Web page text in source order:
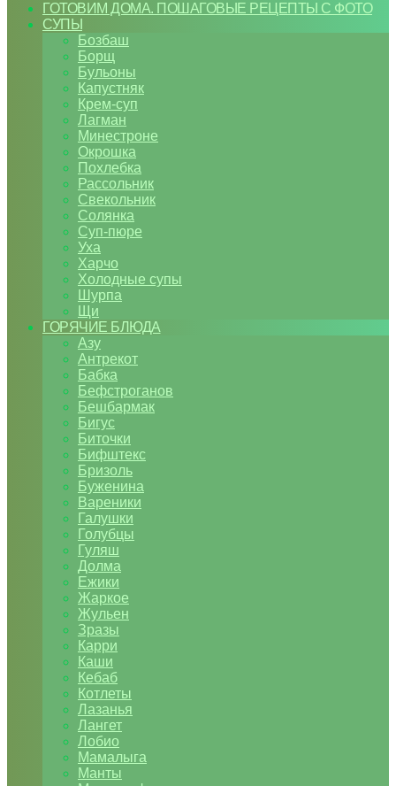
ГОТОВИМ ДОМА. ПОШАГОВЫЕ РЕЦЕПТЫ С ФОТО
СУПЫ
Бозбаш
Борщ
Бульоны
Капустняк
Крем-суп
Лагман
Минестроне
Окрошка
Похлебка
Рассольник
Свекольник
Солянка
Суп-пюре
Уха
Харчо
Холодные супы
Шурпа
Щи
ГОРЯЧИЕ БЛЮДА
Азу
Антрекот
Бабка
Бефстроганов
Бешбармак
Бигус
Биточки
Бифштекс
Бризоль
Буженина
Вареники
Галушки
Голубцы
Гуляш
Долма
Ежики
Жаркое
Жульен
Зразы
Карри
Каши
Кебаб
Котлеты
Лазанья
Лангет
Лобио
Мамалыга
Манты